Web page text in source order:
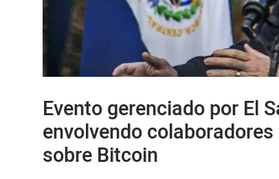
Evento gerenciado por El
envolvendo
sobre Bitcoin